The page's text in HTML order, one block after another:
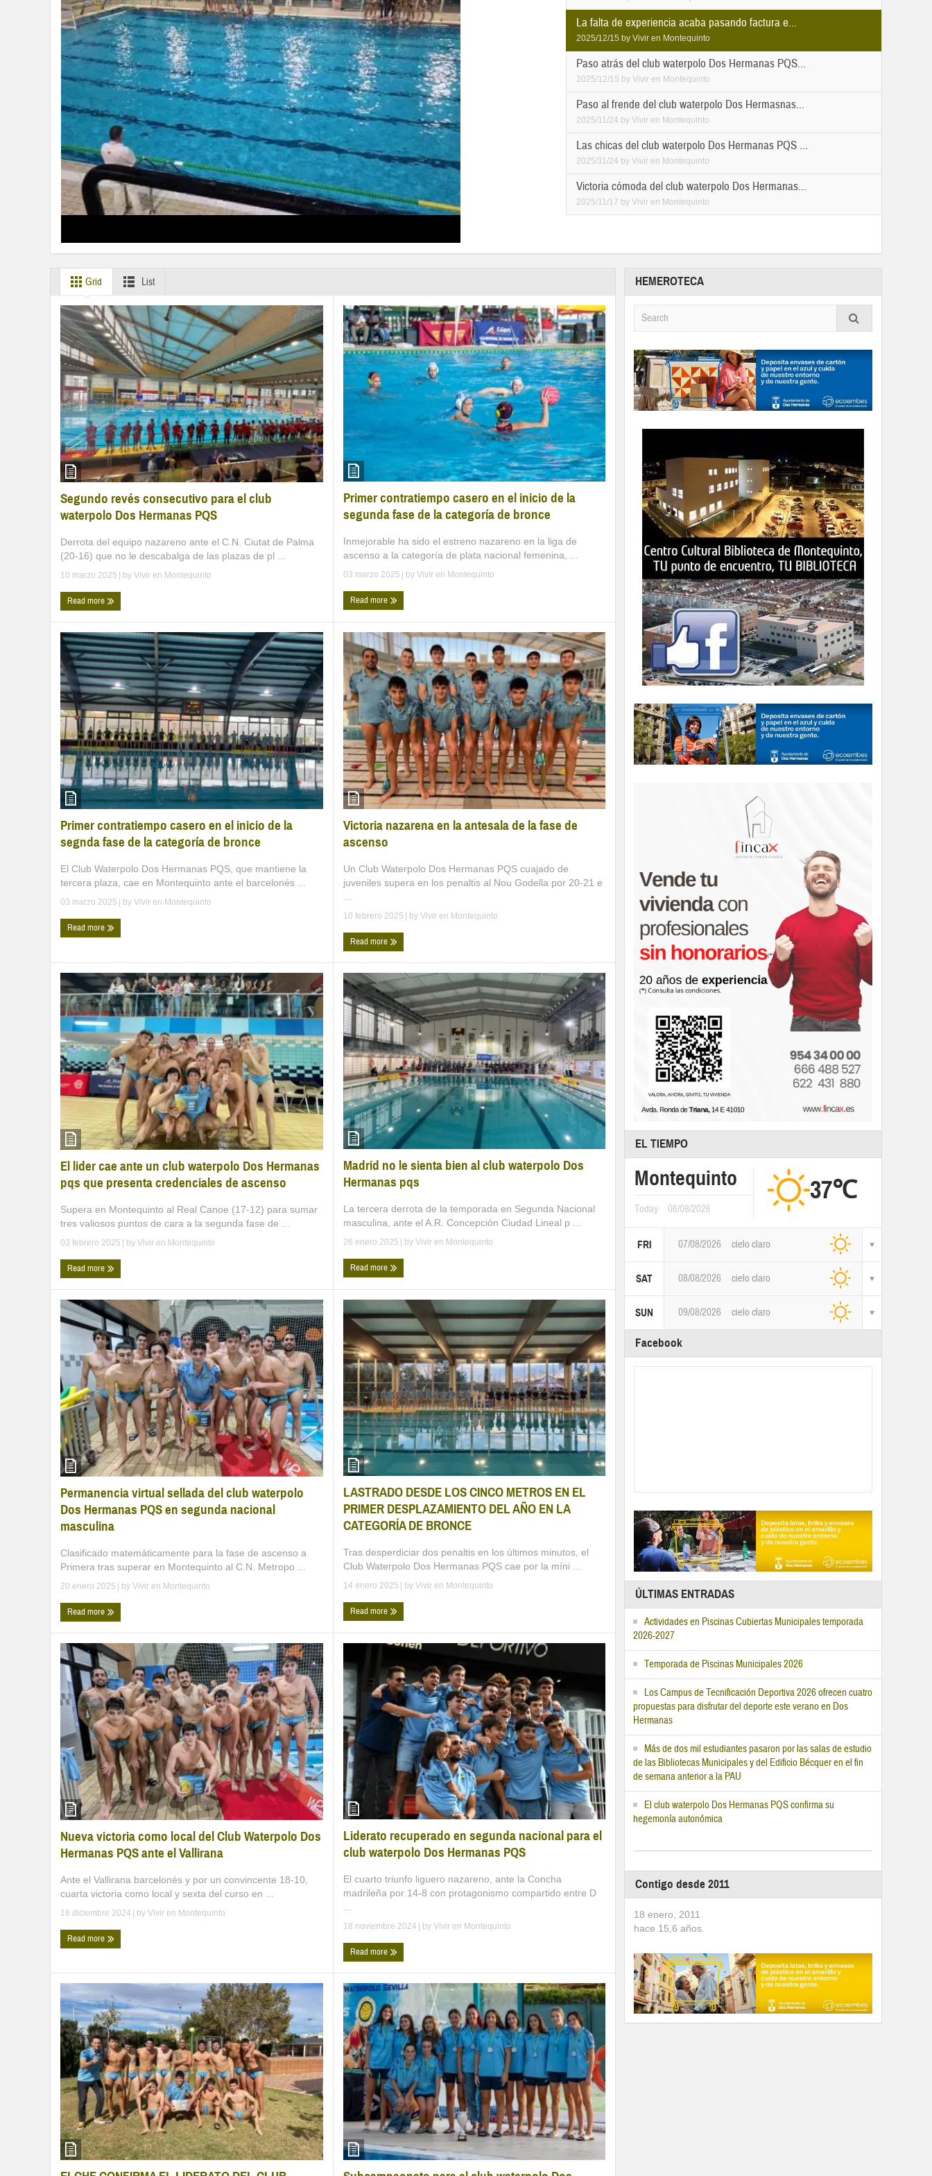
La falta de experiencia acaba pasando factura e...
2025/12/15 by Vivir en Montequinto
Paso atrás del club waterpolo Dos Hermanas PQS...
2025/12/15 by Vivir en Montequinto
Paso al frende del club waterpolo Dos Hermasnas...
2025/11/24 by Vivir en Montequinto
Las chicas del club waterpolo Dos Hermanas PQS ...
2025/11/24 by Vivir en Montequinto
Victoria cómoda del club waterpolo Dos Hermanas...
2025/11/17 by Vivir en Montequinto
Grid List
Segundo revés consecutivo para el club
waterpolo Dos Hermanas PQS
Derrota del equipo nazareno ante el C.N. Ciutat de Palma
(20-16) que no le descabalga de las plazas de pl ...
10 marzo 2025 | by Vivir en Montequinto
Read more
Primer contratiempo casero en el inicio de la
segunda fase de la categoría de bronce
Inmejorable ha sido el estreno nazareno en la liga de
ascenso a la categoría de plata nacional femenina, ...
03 marzo 2025 | by Vivir en Montequinto
Read more
Primer contratiempo casero en el inicio de la
segnda fase de la categoría de bronce
El Club Waterpolo Dos Hermanas PQS, que mantiene la
tercera plaza, cae en Montequinto ante el barcelonés ...
03 marzo 2025 | by Vivir en Montequinto
Read more
Victoria nazarena en la antesala de la fase de
ascenso
Un Club Waterpolo Dos Hermanas PQS cuajado de
juveniles supera en los penaltis al Nou Godella por 20-21 e
10 febrero 2025 | by Vivir en Montequinto
Read more
El lider cae ante un club waterpolo Dos Hermanas
pqs que presenta credenciales de ascenso
Supera en Montequinto al Real Canoe (17-12) para sumar
tres valiosos puntos de cara a la segunda fase de ...
03 febrero 2025 | by Vivir en Montequinto
Read more
Madrid no le sienta bien al club waterpolo Dos
Hermanas pqs
La tercera derrota de la temporada en Segunda Nacional
masculina, ante el A.R. Concepción Ciudad Lineal p ...
26 enero 2025 | by Vivir en Montequinto
Read more
Permanencia virtual sellada del club waterpolo
Dos Hermanas PQS en segunda nacional
masculina
Clasificado matemáticamente para la fase de ascenso a
Primera tras superar en Montequinto al C.N. Metropo ...
20 enero 2025 | by Vivir en Montequinto
Read more
LASTRADO DESDE LOS CINCO METROS EN EL
PRIMER DESPLAZAMIENTO DEL AÑO EN LA
CATEGORÍA DE BRONCE
Tras desperdiciar dos penaltis en los últimos minutos, el
Club Waterpolo Dos Hermanas PQS cae por la míni ...
14 enero 2025 | by Vivir en Montequinto
Read more
Nueva victoria como local del Club Waterpolo Dos
Hermanas PQS ante el Vallirana
Ante el Vallirana barcelonés y por un convincente 18-10,
cuarta victoria como local y sexta del curso en ...
16 diciembre 2024 | by Vivir en Montequinto
Read more
Liderato recuperado en segunda nacional para el
club waterpolo Dos Hermanas PQS
El cuarto triunfo liguero nazareno, ante la Concha
madrileña por 14-8 con protagonismo compartido entre D
18 noviembre 2024 | by Vivir en Montequinto
Read more
HEMEROTECA
EL TIEMPO
Montequinto
Today 06/08/2026
37℃
FRI 07/08/2026 cielo claro
SAT 08/08/2026 cielo claro
SUN 09/08/2026 cielo claro
Facebook
ÚLTIMAS ENTRADAS
Actividades en Piscinas Cubiertas Municipales temporada
2026-2027
Temporada de Piscinas Municipales 2026
Los Campus de Tecnificación Deportiva 2026 ofrecen cuatro
propuestas para disfrutar del deporte este verano en Dos
Hermanas
Más de dos mil estudiantes pasaron por las salas de estudio
de las Bibliotecas Municipales y del Edificio Bécquer en el fin
de semana anterior a la PAU
El club waterpolo Dos Hermanas PQS confirma su
hegemonía autonómica
Contigo desde 2011
18 enero, 2011
hace 15,6 años.